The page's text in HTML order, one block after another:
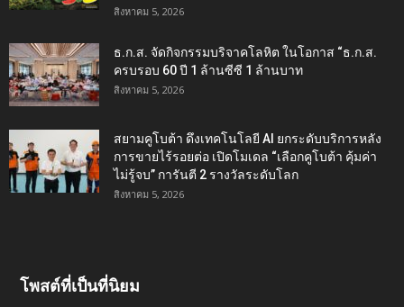
สิงหาคม 5, 2026
ธ.ก.ส. จัดกิจกรรมบริจาคโลหิต ในโอกาส “ธ.ก.ส.
ครบรอบ 60 ปี 1 ล้านซีซี 1 ล้านบาท
สิงหาคม 5, 2026
สยามคูโบต้า ดึงเทคโนโลยี AI ยกระดับบริการหลัง
การขายไร้รอยต่อ เปิดโมเดล “เลือกคูโบต้า คุ้มค่า
ไม่รู้จบ” การันตี 2 รางวัลระดับโลก
สิงหาคม 5, 2026
โพสต์ที่เป็นที่นิยม